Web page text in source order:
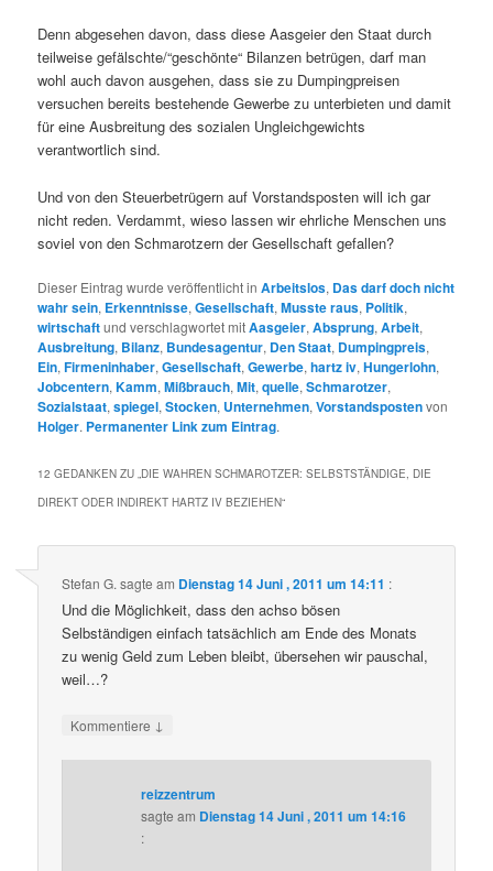
Denn abgesehen davon, dass diese Aasgeier den Staat durch
teilweise gefälschte/“geschönte“ Bilanzen betrügen, darf man
wohl auch davon ausgehen, dass sie zu Dumpingpreisen
versuchen bereits bestehende Gewerbe zu unterbieten und damit
für eine Ausbreitung des sozialen Ungleichgewichts
verantwortlich sind.
Und von den Steuerbetrügern auf Vorstandsposten will ich gar
nicht reden. Verdammt, wieso lassen wir ehrliche Menschen uns
soviel von den Schmarotzern der Gesellschaft gefallen?
Dieser Eintrag wurde veröffentlicht inArbeitslos, Das darf doch nicht
wahr sein, Erkenntnisse,Gesellschaft,Musste raus, Politik,
wirtschaftund verschlagwortet mitAasgeier,Absprung,Arbeit,
Ausbreitung, Bilanz, Bundesagentur, Den Staat, Dumpingpreis,
Ein,Firmeninhaber,Gesellschaft,Gewerbe,hartz iv,Hungerlohn,
Jobcentern,Kamm,Mißbrauch,Mit,quelle,Schmarotzer,
Sozialstaat,spiegel,Stocken, Unternehmen,Vorstandspostenvon
Holger. Permanenter Link zum Eintrag.
12 GEDANKEN ZU „DIE WAHREN SCHMAROTZER: SELBSTSTÄNDIGE, DIE
DIREKT ODER INDIREKT HARTZ IV BEZIEHEN“
Stefan G. sagte am Dienstag 14 Juni , 2011 um 14:11 :
Und die Möglichkeit, dass den achso bösen
Selbständigen einfach tatsächlich am Ende des Monats
zu wenig Geld zum Leben bleibt, übersehen wir pauschal,
weil…?
Kommentiere ↓
reizzentrum
sagte am Dienstag 14 Juni , 2011 um 14:16
: